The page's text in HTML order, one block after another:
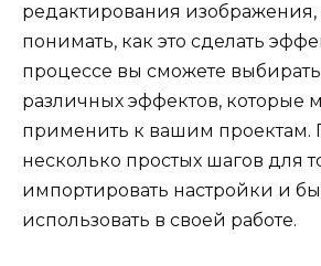
редактирования изображения,
понимать, как это сделать
процессе вы сможете
различных эффектов, которые
применить к вашим проектам.
несколько простых шагов для
импортировать настройки и
использовать в своей работе.